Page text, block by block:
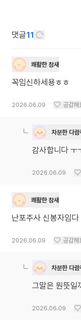
댓글11
쾌활한 참새
꼭임신하세용ㅎㅎ
2026.06.09 공감해
차분한 다람
감사합니다 ㅜ
2026.06.09
쾌활한 참새
난포주사 신봉자임다
2026.06.09 공감해
차분한 다람
그말은 뭔뜻일
2026.06.09